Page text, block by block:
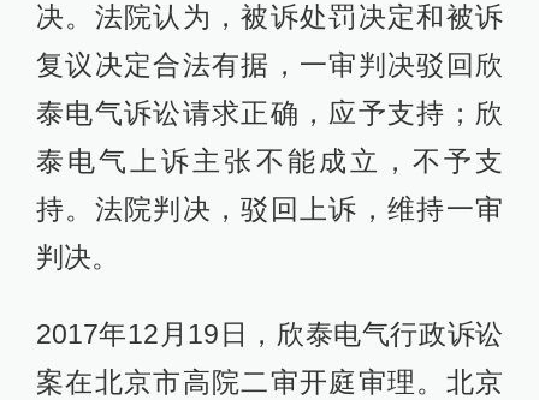
决。法院认为，被诉处罚决定和被诉
复议决定合法有据，一审判决驳回欣
泰电气诉讼请求正确，应予支持；欣
泰电气上诉主张不能成立，不予支
持。法院判决，驳回上诉，维持一审
判决。
2017年12月19日，欣泰电气行政诉讼
案在北京市高院二审开庭审理。北京